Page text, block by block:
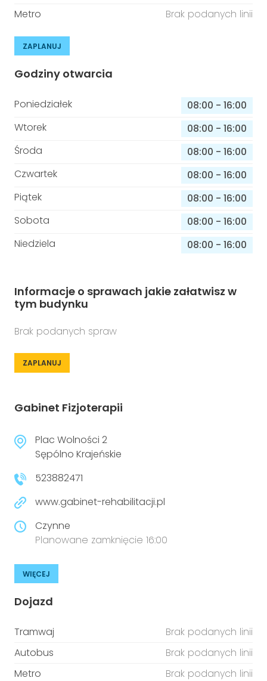
Metro Brak podanych linii
ZAPLANUJ
Godziny otwarcia
Poniedziałek 08:00 - 16:00
Wtorek
08:00 - 16:00
Środa
08:00 - 16:00
Czwartek
08:00 - 16:00
Piątek
08:00 - 16:00
Sobota
08:00 - 16:00
Niedziela
08:00 - 16:00
Informacje o sprawach jakie załatwisz w
tym budynku
Brak podanych spraw
ZAPLANUJ
Gabinet Fizjoterapii
Plac Wolności 2
Sępólno Krajeńskie
523882471
www.gabinet-rehabilitacji.pl
Czynne
Planowane zamknięcie 16:00
WIĘCEJ
Dojazd
Tramwaj
Brak podanych linii
Autobus
Brak podanych linii
Metro
Brak podanych linii